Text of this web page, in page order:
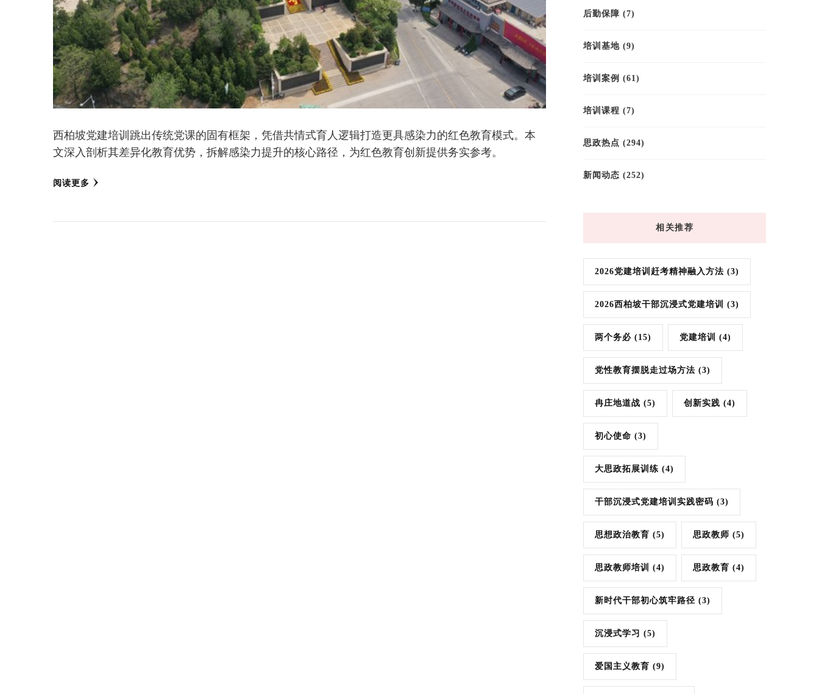
西柏坡党建培训跳出传统党课的固有框架，凭借共情式育人逻辑打造更具感染力的红色教育模式。本
文深入剖析其差异化教育优势，拆解感染力提升的核心路径，为红色教育创新提供务实参考。
阅读更多
后勤保障 (7)
培训基地 (9)
培训案例 (61)
培训课程 (7)
思政热点 (294)
新闻动态 (252)
相关推荐
2026党建培训赶考精神融入方法 (3)
2026西柏坡干部沉浸式党建培训 (3)
两个务必 (15) 党建培训 (4)
党性教育摆脱走过场方法 (3)
冉庄地道战 (5) 创新实践 (4)
初心使命 (3)
大思政拓展训练 (4)
干部沉浸式党建培训实践密码 (3)
思想政治教育 (5) 思政教师 (5)
思政教师培训 (4) 思政教育 (4)
新时代干部初心筑牢路径 (3)
沉浸式学习 (5)
爱国主义教育 (9)